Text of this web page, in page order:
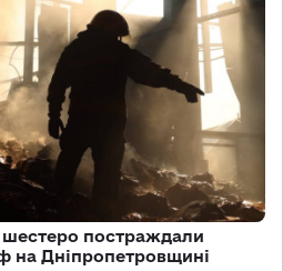
постраждали
на Дніпропетровщині